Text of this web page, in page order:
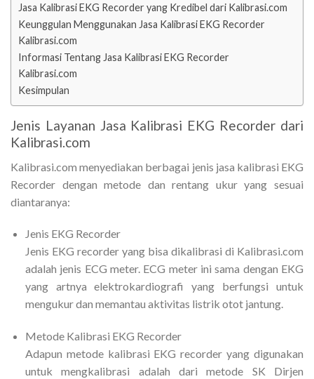
Jasa Kalibrasi EKG Recorder yang Kredibel dari Kalibrasi.com
Keunggulan Menggunakan Jasa Kalibrasi EKG Recorder
Kalibrasi.com
Informasi Tentang Jasa Kalibrasi EKG Recorder
Kalibrasi.com
Kesimpulan
Jenis Layanan Jasa Kalibrasi EKG Recorder dari
Kalibrasi.com
Kalibrasi.com menyediakan berbagai jenis jasa kalibrasi EKG
Recorder dengan metode dan rentang ukur yang sesuai
diantaranya:
Jenis EKG Recorder
Jenis EKG recorder yang bisa dikalibrasi di Kalibrasi.com
adalah jenis ECG meter. ECG meter ini sama dengan EKG
yang artnya elektrokardiografi yang berfungsi untuk
mengukur dan memantau aktivitas listrik otot jantung.
Metode Kalibrasi EKG Recorder
Adapun metode kalibrasi EKG recorder yang digunakan
untuk mengkalibrasi adalah dari metode SK Dirjen